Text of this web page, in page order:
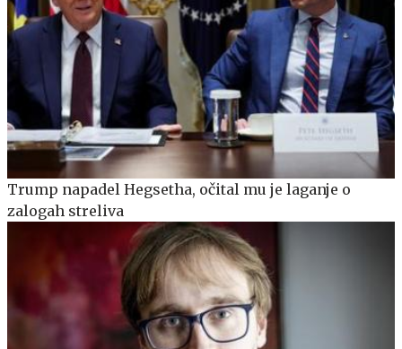
Trump napadel Hegsetha, očital mu je laganje o
zalogah streliva